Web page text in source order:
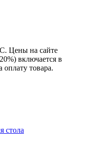
Цены на сайте
включается в
товара.
стола